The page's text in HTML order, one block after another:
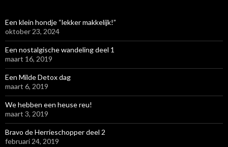
Een klein hondje “lekker makkelijk!”
oktober 23, 2024
Een nostalgische wandeling deel 1
maart 16, 2019
Een Milde Detox dag
maart 6, 2019
We hebben een heuse reu!
maart 3, 2019
Bravo de Herrieschopper deel 2
februari 24, 2019